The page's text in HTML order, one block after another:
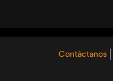
Contáctanos